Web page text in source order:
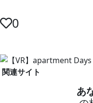
0
関連サイト
あ